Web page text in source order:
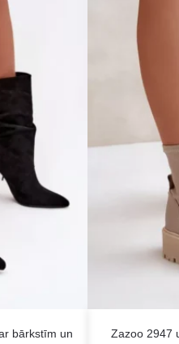
bārkstīm un
Zazoo 2947